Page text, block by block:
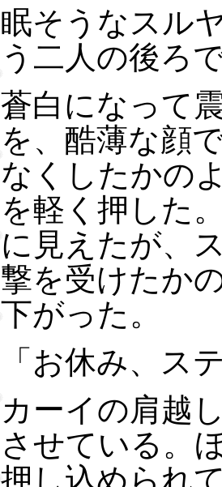
眠そうなスル
う二人の後ろ
蒼白になって
を、酷薄な顔
なくしたかの
を軽く押した
に見えたが、
撃を受けたか
下がった。
「お休み、ス
カーイの肩越
させている。
押し込められ